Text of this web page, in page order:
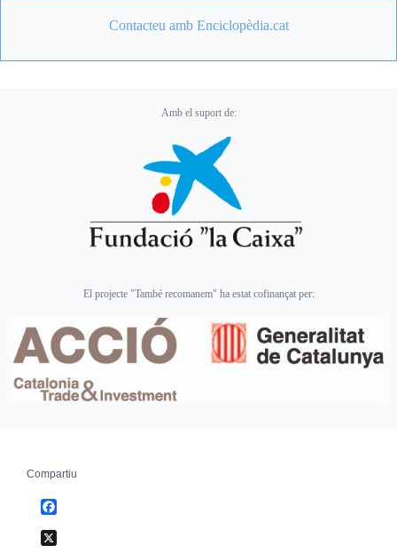
Contacteu amb Enciclopèdia.cat
Amb el suport de:
El projecte "També recomanem" ha estat cofinançat per:
Compartiu